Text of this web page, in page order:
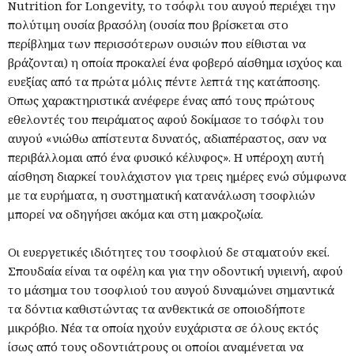
Nutrition for Longevity, το τσόφλι του αυγού περιέχει την
πολύτιμη ουσία βρασόλη (ουσία που βρίσκεται στο
περίβλημα των περισσότερων ουσιών που είθισται να
βράζονται) η οποία προκαλεί ένα φοβερό αίσθημα ισχύος και
ευεξίας από τα πρώτα μόλις πέντε λεπτά της κατάπoσης.
Όπως χαρακτηριστικά ανέφερε ένας από τους πρώτους
εθελοντές του πειράματος αφού δοκίμασε το τσόφλι του
αυγού «νιώθω απίστευτα δυνατός, αδιαπέραστος, σαν να
περιβάλλομαι από ένα φυσικό κέλυφος». Η υπέροχη αυτή
αίσθηση διαρκεί τουλάχιστον για τρεις ημέρες ενώ σύμφωνα
με τα ευρήματα, η συστηματική κατανάλωση τσοφλιών
μπορεί να οδηγήσει ακόμα και στη μακροζωία.
Οι ευεργετικές ιδιότητες του τσοφλιού δε σταματούν εκεί.
Σπουδαία είναι τα οφέλη και για την οδοντική υγιεινή, αφού
το μάσημα του τσοφλιού του αυγού δυναμώνει σημαντικά
τα δόντια καθιστώντας τα ανθεκτικά σε οποιοδήποτε
μικρόβιο. Νέα τα οποία ηχούν ευχάριστα σε όλους εκτός
ίσως από τους οδοντιάτρους οι οποίοι αναμένεται να